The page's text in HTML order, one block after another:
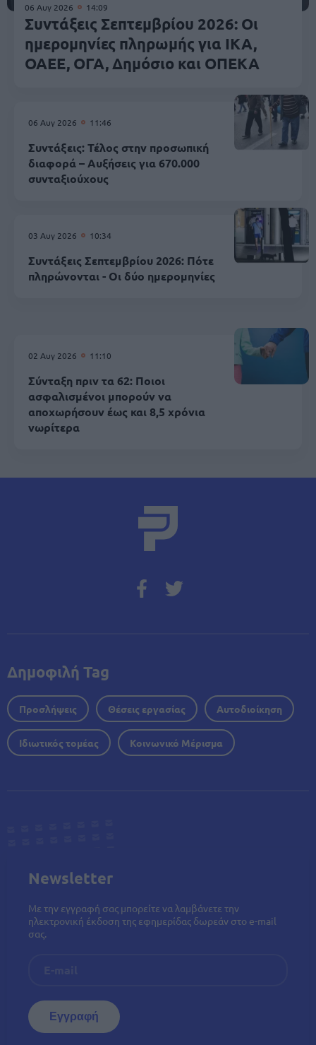
06 Αυγ 2026 14:09
Συντάξεις Σεπτεμβρίου 2026: Οι
ημερομηνίες πληρωμής για ΙΚΑ,
ΟΑΕΕ, ΟΓΑ, Δημόσιο και ΟΠΕΚΑ
06 Αυγ 2026 11:46
Συντάξεις: Τέλος στην προσωπική
διαφορά – Αυξήσεις για 670.000
συνταξιούχους
03 Αυγ 2026 10:34
Συντάξεις Σεπτεμβρίου 2026: Πότε
πληρώνονται - Οι δύο ημερομηνίες
02 Αυγ 2026 11:10
Σύνταξη πριν τα 62: Ποιοι
ασφαλισμένοι μπορούν να
αποχωρήσουν έως και 8,5 χρόνια
νωρίτερα
Δημοφιλή Tag
Προσλήψεις Θέσεις εργασίας Αυτοδιοίκηση
Ιδιωτικός τομέας Κοινωνικό Μέρισμα
Newsletter
Με την εγγραφή σας μπορείτε να λαμβάνετε την
ηλεκτρονική έκδοση της εφημερίδας δωρεάν στο e-mail
σας.